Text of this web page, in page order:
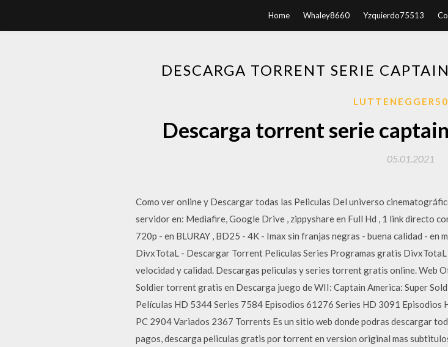
Home Whaley8660 Yzquierdo75513
DESCARGA TORRENT SERIE
Descarga torrent serie
05.01.2021
Como ver online y Descargar todas las Peliculas Del universo
servidor en: Mediafire, Google Drive , zippyshare en Full Hd , 1 link directo
720p - en BLURAY , BD25 - 4K - Imax sin franjas negras - buena calidad - en
DivxTotaL - Descargar Torrent Peliculas Series Programas gratis
velocidad y calidad. Descargas peliculas y series torrent gratis online. Web
Soldier torrent gratis en Descarga juego de WII: Captain America: Super
Películas HD 5344 Series 7584 Episodios 61276 Series HD 3091
PC 2904 Variados 2367 Torrents Es un sitio web donde podras descargar
pagos, descarga peliculas gratis por torrent en version original mas